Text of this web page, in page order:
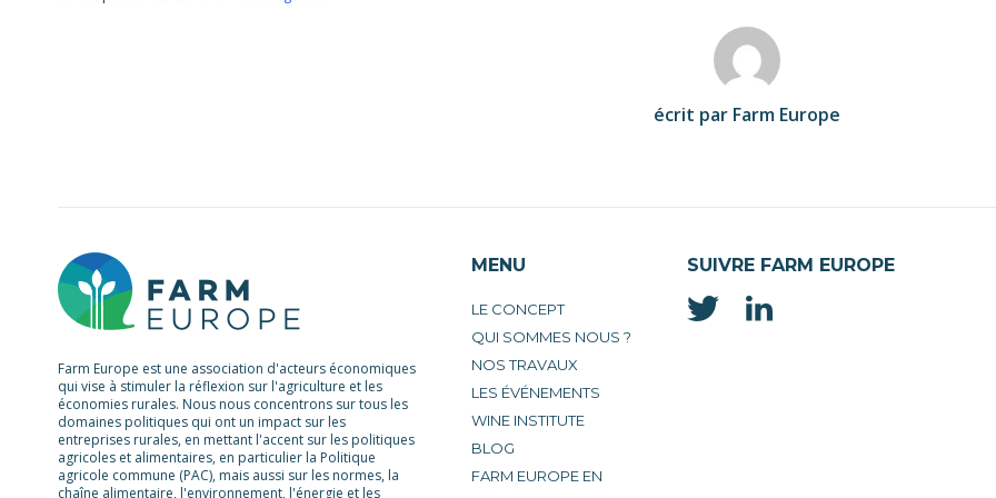
écrit par Farm Europe
Farm Europe est une association d'acteurs économiques
qui vise à stimuler la réflexion sur l'agriculture et les
économies rurales. Nous nous concentrons sur tous les
domaines politiques qui ont un impact sur les
entreprises rurales, en mettant l'accent sur les politiques
agricoles et alimentaires, en particulier la Politique
agricole commune (PAC), mais aussi sur les normes, la
chaîne alimentaire, l'environnement, l'énergie et les
MENU
LE CONCEPT
QUI SOMMES NOUS ?
NOS TRAVAUX
LES ÉVÉNEMENTS
WINE INSTITUTE
BLOG
FARM EUROPE EN
SUIVRE FARM EUROPE